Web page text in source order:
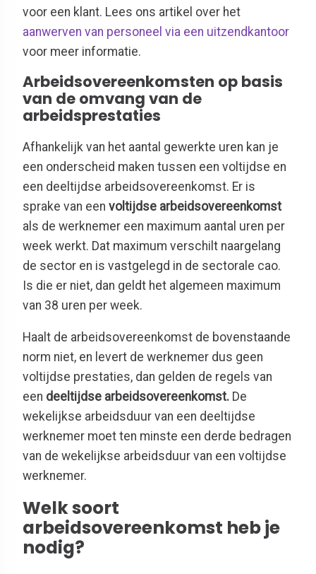
voor een klant. Lees ons artikel over het
aanwerven van personeel via een uitzendkantoor
voor meer informatie.
Arbeidsovereenkomsten op basis
van de omvang van de
arbeidsprestaties
Afhankelijk van het aantal gewerkte uren kan je
een onderscheid maken tussen een voltijdse en
een deeltijdse arbeidsovereenkomst. Er is
sprake van een voltijdse arbeidsovereenkomst
als de werknemer een maximum aantal uren per
week werkt. Dat maximum verschilt naargelang
de sector en is vastgelegd in de sectorale cao.
Is die er niet, dan geldt het algemeen maximum
van 38 uren per week.
Haalt de arbeidsovereenkomst de bovenstaande
norm niet, en levert de werknemer dus geen
voltijdse prestaties, dan gelden de regels van
een deeltijdse arbeidsovereenkomst. De
wekelijkse arbeidsduur van een deeltijdse
werknemer moet ten minste een derde bedragen
van de wekelijkse arbeidsduur van een voltijdse
werknemer.
Welk soort
arbeidsovereenkomst heb je
nodig?